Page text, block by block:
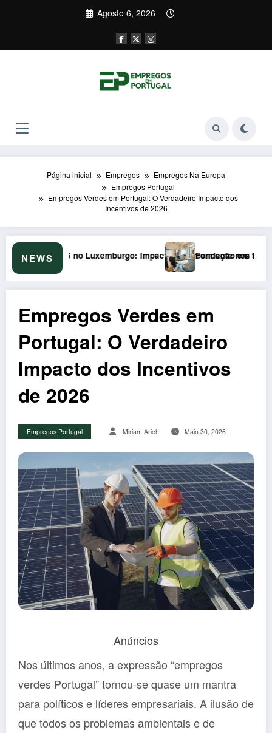
Agosto 6, 2026
Página inicial Empregos
Empregos Na Europa
Empregos Portugal
Empregos Verdes em Portugal: O Verdadeiro Impacto dos
Incentivos de 2026
NEWS
Surpreendente nos Portugueses
Formação em Soft Skills em 2026: Armadilha de €200/mês
Empregos Verdes em
Portugal: O Verdadeiro
Impacto dos Incentivos
de 2026
Empregos Portugal Miriam Arieh Maio 30, 2026
Anúncios
Nos últimos anos, a expressão “empregos
verdes Portugal” tornou-se quase um mantra
para políticos e líderes empresariais. A ilusão de
que todos os problemas ambientais e de